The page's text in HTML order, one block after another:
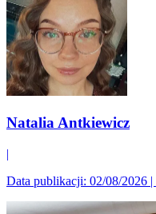
Natalia Antkiewicz
|
Data publikacji: 02/08/2026 |